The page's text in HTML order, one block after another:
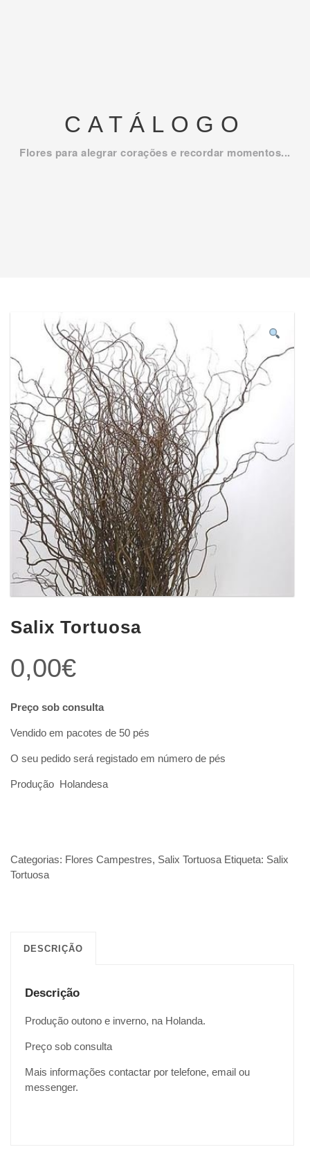
CATÁLOGO
Flores para alegrar corações e recordar momentos...
Salix Tortuosa
0,00€
Preço sob consulta
Vendido em pacotes de 50 pés
O seu pedido será registado em número de pés
Produção Holandesa
Categorias: Flores Campestres, Salix Tortuosa Etiqueta: Salix
Tortuosa
DESCRIÇÃO
Descrição
Produção outono e inverno, na Holanda.
Preço sob consulta
Mais informações contactar por telefone, email ou
messenger.